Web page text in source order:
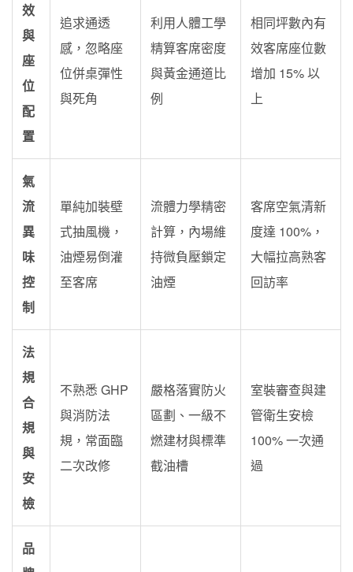
效
與
座
位
配
置
追求通透
感，忽略座
位併桌彈性
與死角
利用人體工學
精算客席密度
與黃金通道比
例
相同坪數內有
效客席座位數
增加 15% 以
上
氣
流
異
味
控
制
單純加裝壁
式抽風機，
油煙易倒灌
至客席
流體力學精密
計算，內場維
持微負壓鎖定
油煙
客席空氣清新
度達 100%，
大幅拉高熟客
回訪率
法
規
合
規
與
安
檢
不熟悉 GHP
與消防法
規，常面臨
二次改修
嚴格落實防火
區劃、一級不
燃建材與標準
截油槽
室裝審查與建
管衛生安檢
100% 一次通
過
品